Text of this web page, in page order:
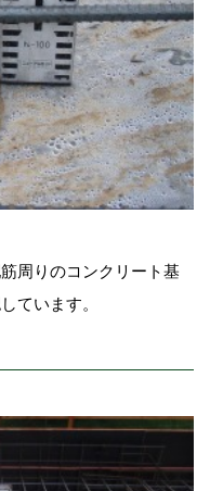
周りのコンクリート基
ています。